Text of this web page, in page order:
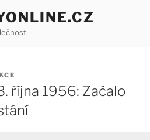
října 1956: Začalo